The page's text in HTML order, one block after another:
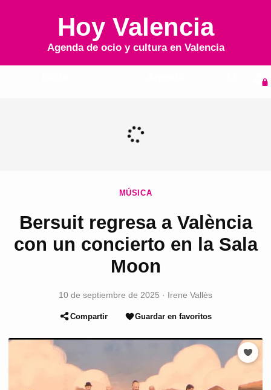
Hoy Valencia
Agenda de ocio y cultura en Valencia
MÚSICA
Bersuit regresa a València
con un concierto en la Sala
Moon
10 de septiembre de 2025 · Irene Vallès
Compartir Guardar en favoritos